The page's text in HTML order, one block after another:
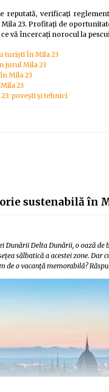
reputată, verificați
23. Profitați de
vă încercați norocul la
turiști în Mila 23
jurul Mila 23
Mila 23
23
povești și tehnici
sustenabilă în
Dunării Delta Dunării, o oază
sălbatică a acestei zone. Dar
de o vacanță memorabilă?